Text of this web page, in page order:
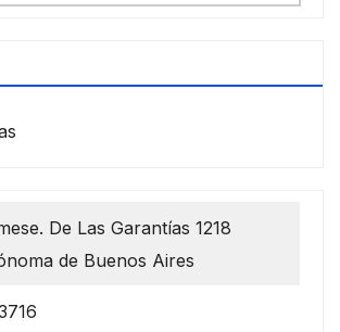
De Las Garantías 1218
de Buenos Aires